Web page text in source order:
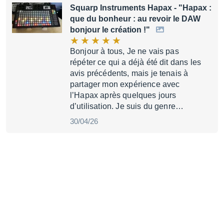
Squarp Instruments Hapax - "Hapax :
que du bonheur : au revoir le DAW
bonjour le création !"
Bonjour à tous, Je ne vais pas
répéter ce qui a déjà été dit dans les
avis précédents, mais je tenais à
partager mon expérience avec
l’Hapax après quelques jours
d’utilisation. Je suis du genre…
30/04/26